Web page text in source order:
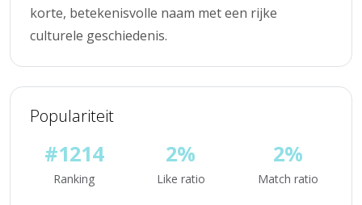
korte, betekenisvolle naam met een rijke
culturele geschiedenis.
Populariteit
#1214
Ranking
2%
Like ratio
2%
Match ratio